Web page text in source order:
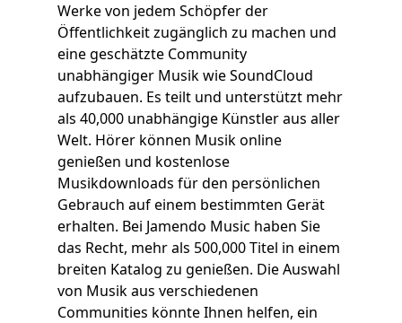
Werke von jedem Schöpfer der
Öffentlichkeit zugänglich zu machen und
eine geschätzte Community
unabhängiger Musik wie SoundCloud
aufzubauen. Es teilt und unterstützt mehr
als 40,000 unabhängige Künstler aus aller
Welt. Hörer können Musik online
genießen und kostenlose
Musikdownloads für den persönlichen
Gebrauch auf einem bestimmten Gerät
erhalten. Bei Jamendo Music haben Sie
das Recht, mehr als 500,000 Titel in einem
breiten Katalog zu genießen. Die Auswahl
von Musik aus verschiedenen
Communities könnte Ihnen helfen, ein